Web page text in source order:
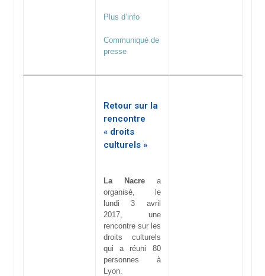
Plus d’info
Communiqué de
presse
Retour sur la
rencontre
« droits
culturels »
La Nacrea
organisé, le
lundi 3 avril
2017, une
rencontre sur les
droits culturels
qui a réuni 80
personnes à
Lyon.